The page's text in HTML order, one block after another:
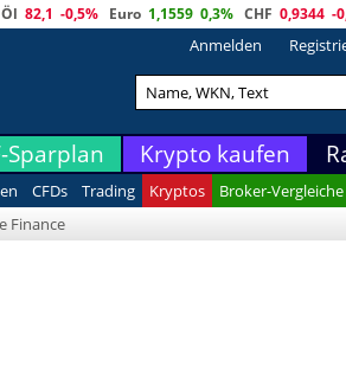
Öl 82,1 -0,5% Euro 1,1559 0,3% CHF 0,9344 -
Anmelden
Sparplan Krypto kaufen
CFDs Trading Kryptos Broker-Vergleiche
Finance